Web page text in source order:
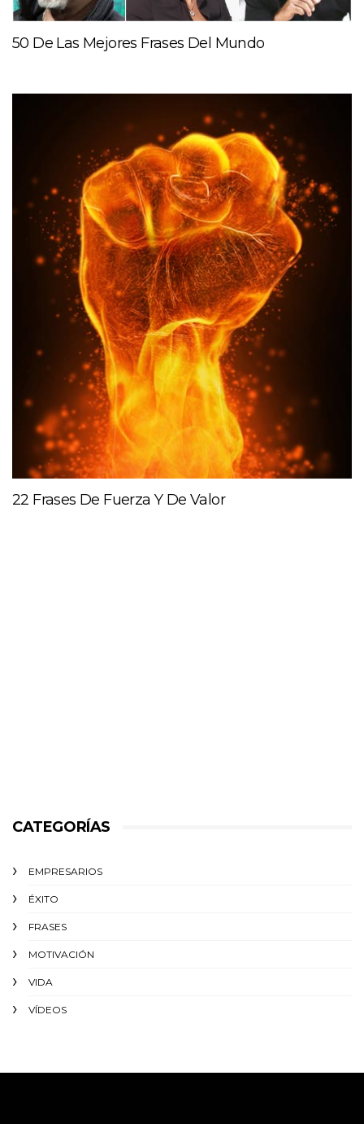
50 De Las Mejores Frases Del Mundo
22 Frases De Fuerza Y De Valor
CATEGORÍAS
EMPRESARIOS
ÉXITO‬
FRASES
MOTIVACIÓN
VIDA
VÍDEOS